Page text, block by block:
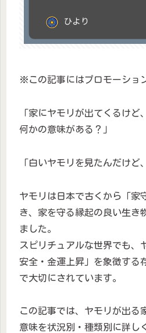
※この記事にはプロモーショ
「家にヤモリが出てくるけど
何かの意味がある？」
「白いヤモリを見たんだけど
ヤモリは日本で古くから「家
き、家を守る縁起の良い生き
ました。
スピリチュアルな世界でも、
安全・金運上昇」を象徴する
で大切にされています。
この記事では、ヤモリが出る
意味を状況別・種類別に詳し